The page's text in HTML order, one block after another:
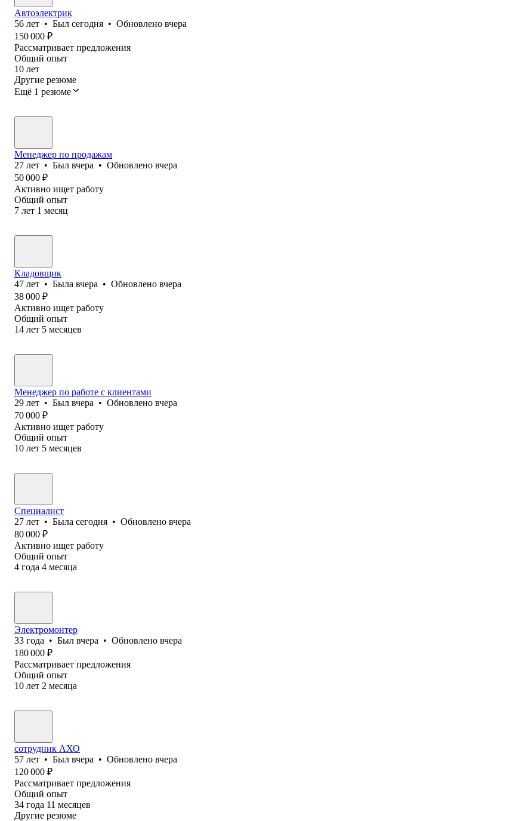
Автоэлектрик
56 лет • Был сегодня • Обновлено вчера
150 000 ₽
Рассматривает предложения
Общий опыт
10 лет
Другие резюме
Ещё 1 резюме
Менеджер по продажам
27 лет • Был вчера • Обновлено вчера
50 000 ₽
Активно ищет работу
Общий опыт
7 лет 1 месяц
Кладовщик
47 лет • Была вчера • Обновлено вчера
38 000 ₽
Активно ищет работу
Общий опыт
14 лет 5 месяцев
Менеджер по работе с клиентами
29 лет • Был вчера • Обновлено вчера
70 000 ₽
Активно ищет работу
Общий опыт
10 лет 5 месяцев
Специалист
27 лет • Была сегодня • Обновлено вчера
80 000 ₽
Активно ищет работу
Общий опыт
4 года 4 месяца
Электромонтер
33 года • Был вчера • Обновлено вчера
180 000 ₽
Рассматривает предложения
Общий опыт
10 лет 2 месяца
сотрудник АХО
57 лет • Был вчера • Обновлено вчера
120 000 ₽
Рассматривает предложения
Общий опыт
34 года 11 месяцев
Другие резюме